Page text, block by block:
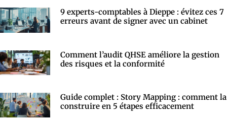
9 experts-comptables à Dieppe : évitez ces 7
erreurs avant de signer avec un cabinet
Comment l’audit QHSE améliore la gestion
des risques et la conformité
Guide complet : Story Mapping : comment la
construire en 5 étapes efficacement